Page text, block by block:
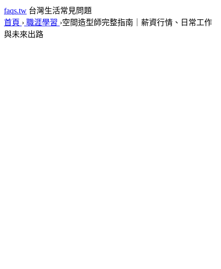
faqs.tw 台灣生活常見問題
首頁 › 職涯學習 ›空間造型師完整指南｜薪資行情、日常工作
與未來出路